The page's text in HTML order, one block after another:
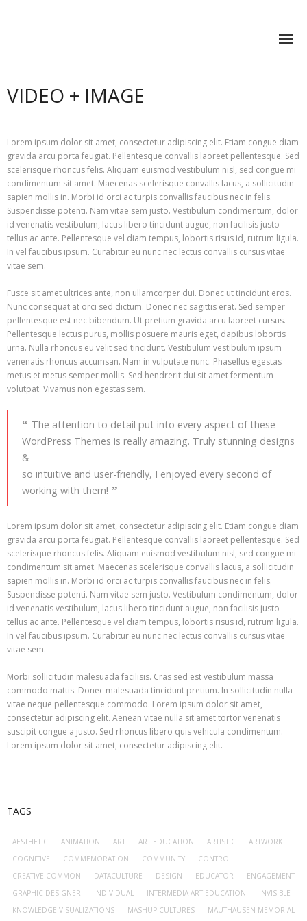
Research
- Spaces of Commemoration and Communication
- VIS-A-VIS Medien.Kunst.Bildung
- Synthesis and Nullification
- Mashup Cultures
- Future Learning Spaces
- (e)Pedagogy–Visual Knowledge Building
- Virtual School–kunstnetzwerk.at
Open Access
Photography
VIDEO + IMAGE
Lorem ipsum dolor sit amet, consectetur adipiscing elit. Etiam congue diam
gravida arcu porta feugiat. Pellentesque convallis laoreet pellentesque. Sed
scelerisque rhoncus felis. Aliquam euismod vestibulum nisl, sed congue mi
condimentum sit amet. Maecenas scelerisque convallis lacus, a sollicitudin
sapien mollis in. Morbi id orci ac turpis convallis faucibus nec in felis.
Suspendisse potenti. Nam vitae sem justo. Vestibulum condimentum, dolor
id venenatis vestibulum, lacus libero tincidunt augue, non facilisis justo
tellus ac ante. Pellentesque vel diam tempus, lobortis risus id, rutrum ligula.
In vel faucibus ipsum. Curabitur eu nunc nec lectus convallis cursus vitae
vitae sem.
Fusce sit amet ultrices ante, non ullamcorper dui. Donec ut tincidunt eros.
Nunc consequat at orci sed dictum. Donec nec sagittis erat. Sed semper
pellentesque est nec bibendum. Ut pretium gravida arcu laoreet cursus.
Pellentesque lectus purus, mollis posuere mauris eget, dapibus lobortis
urna. Nulla rhoncus eu velit sed tincidunt. Vestibulum vestibulum ipsum
venenatis rhoncus accumsan. Nam in vulputate nunc. Phasellus egestas
metus et metus semper mollis. Sed hendrerit dui sit amet fermentum
volutpat. Vivamus non egestas sem.
The attention to detail put into every aspect of these
WordPress Themes is really amazing. Truly stunning designs
&
so intuitive and user-friendly, I enjoyed every second of
working with them!
Lorem ipsum dolor sit amet, consectetur adipiscing elit. Etiam congue diam
gravida arcu porta feugiat. Pellentesque convallis laoreet pellentesque. Sed
scelerisque rhoncus felis. Aliquam euismod vestibulum nisl, sed congue mi
condimentum sit amet. Maecenas scelerisque convallis lacus, a sollicitudin
sapien mollis in. Morbi id orci ac turpis convallis faucibus nec in felis.
Suspendisse potenti. Nam vitae sem justo. Vestibulum condimentum, dolor
id venenatis vestibulum, lacus libero tincidunt augue, non facilisis justo
tellus ac ante. Pellentesque vel diam tempus, lobortis risus id, rutrum ligula.
In vel faucibus ipsum. Curabitur eu nunc nec lectus convallis cursus vitae
vitae sem.
Morbi sollicitudin malesuada facilisis. Cras sed est vestibulum massa
commodo mattis. Donec malesuada tincidunt pretium. In sollicitudin nulla
vitae neque pellentesque commodo. Lorem ipsum dolor sit amet,
consectetur adipiscing elit. Aenean vitae nulla sit amet tortor venenatis
suscipit congue a justo. Sed rhoncus libero quis vehicula condimentum.
Lorem ipsum dolor sit amet, consectetur adipiscing elit.
TAGS
AESTHETIC ANIMATION ART ART EDUCATION ARTISTIC
ARTWORK
COGNITIVE
COMMEMORATION COMMUNITY
CONTROL
CREATIVE COMMON
DATACULTURE DESIGN EDUCATOR
ENGAGEMENT
GRAPHIC DESIGNER
INDIVIDUAL INTERMEDIA ART EDUCATION
INVISIBLE
KNOWLEDGE VISUALIZATIONS
MASHUP CULTURES MAUTHAUSEN MEMORIAL